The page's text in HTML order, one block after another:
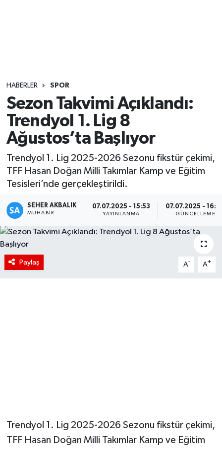
HABERLER SPOR
Sezon Takvimi Açıklandı:
Trendyol 1. Lig 8
Ağustos’ta Başlıyor
Trendyol 1. Lig 2025-2026 Sezonu fikstür çekimi,
TFF Hasan Doğan Milli Takımlar Kamp ve Eğitim
Tesisleri’nde gerçekleştirildi.
SEHER AKBALIK
MUHABIR
07.07.2025 - 15:53
YAYINLANMA
07.07.2025 -
GÜNCELLEME
Paylaş A- A+
Trendyol 1. Lig 2025-2026 Sezonu fikstür çekimi,
TFF Hasan Doğan Milli Takımlar Kamp ve Eğitim
Yaşam